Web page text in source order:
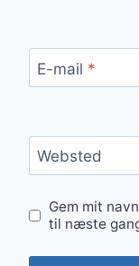
E-mail *
Websted
Gem mit
til næste